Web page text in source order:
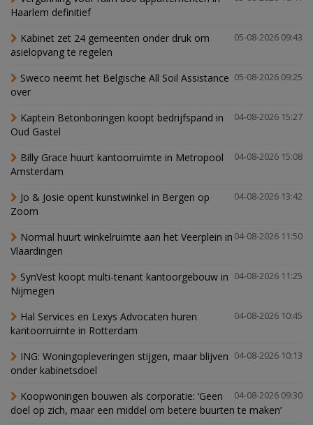
Haarlem definitief
05-08-2026 09:43
Kabinet zet 24 gemeenten onder druk om
asielopvang te regelen
05-08-2026 09:25
Sweco neemt het Belgische All Soil Assistance
over
04-08-2026 15:27
Kaptein Betonboringen koopt bedrijfspand in
Oud Gastel
04-08-2026 15:08
Billy Grace huurt kantoorruimte in Metropool
Amsterdam
04-08-2026 13:42
Jo & Josie opent kunstwinkel in Bergen op
Zoom
04-08-2026 11:50
Normal huurt winkelruimte aan het Veerplein in
Vlaardingen
04-08-2026 11:25
SynVest koopt multi-tenant kantoorgebouw in
Nijmegen
04-08-2026 10:45
Hal Services en Lexys Advocaten huren
kantoorruimte in Rotterdam
04-08-2026 10:13
ING: Woningopleveringen stijgen, maar blijven
onder kabinetsdoel
04-08-2026 09:30
Koopwoningen bouwen als corporatie: ‘Geen
doel op zich, maar een middel om betere buurten te maken’